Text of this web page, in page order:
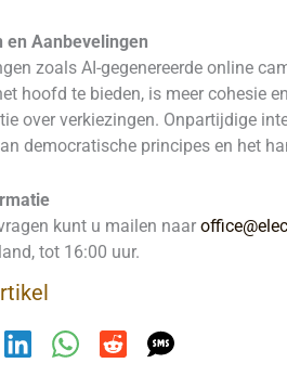
en Aanbevelingen
zoals AI-gegenereerde online
hoofd te bieden, is meer cohesie
over verkiezingen. Onpartijdige
democratische principes en het
kunt u mailen naar
tot 16:00 uur.